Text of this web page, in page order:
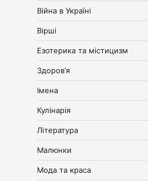
Війна в Україні
Вірші
Езотерика та містицизм
Здоров’я
Імена
Кулінарія
Література
Малюнки
Мода та краса